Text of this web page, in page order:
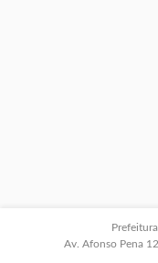
Av. Afonso Pena